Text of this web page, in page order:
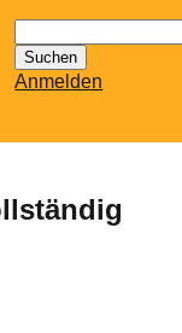
nach:
Anmelden